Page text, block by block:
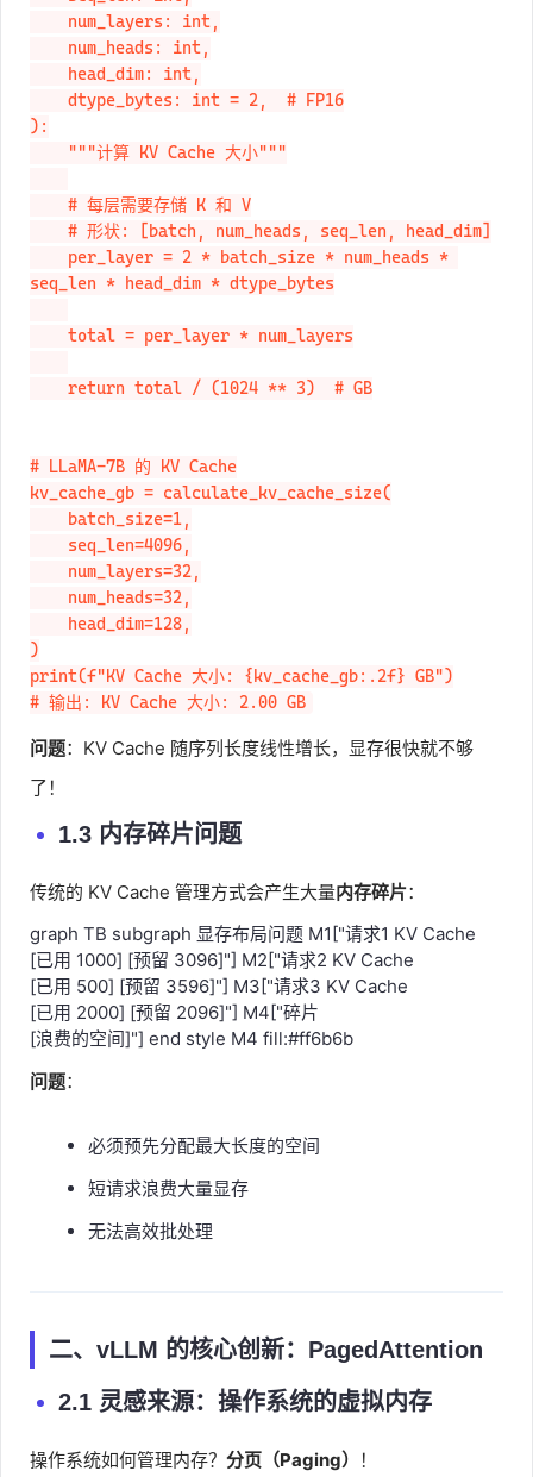
):
seq_len * head_dim * dtype_bytes
# LLaMA-7B 的 KV Cache
kv_cache_gb = calculate_kv_cache_size(
)
print(f"KV Cache 大小: {kv_cache_gb:.2f} GB")
# 输出: KV Cache 大小: 2.00 GB
问题：KV Cache 随序列长度线性增长，显存很快就不够
了！
1.3 内存碎片问题
传统的 KV Cache 管理方式会产生大量内存碎片：
graph TB subgraph 显存布局问题 M1["请求1 KV Cache
[已用 1000] [预留 3096]"] M2["请求2 KV Cache
[已用 500] [预留 3596]"] M3["请求3 KV Cache
[已用 2000] [预留 2096]"] M4["碎片
[浪费的空间]"] end style M4 fill:#ff6b6b
问题：
必须预先分配最大长度的空间
短请求浪费大量显存
无法高效批处理
二、vLLM 的核心创新：PagedAttention
2.1 灵感来源：操作系统的虚拟内存
操作系统如何管理内存？ 分页（Paging） ！